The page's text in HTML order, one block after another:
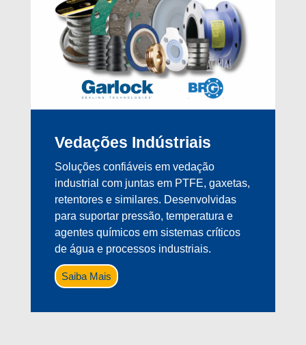
Vedações Indústriais
Soluções confiáveis em vedação
industrial com juntas em PTFE, gaxetas,
retentores e similares. Desenvolvidas
para suportar pressão, temperatura e
agentes químicos em sistemas críticos
de água e processos industriais.
Saiba Mais